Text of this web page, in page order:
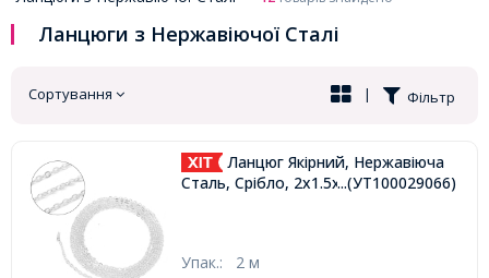
Ланцюги з Нержавіючої Сталі
Сортування Фільтр
|
Ланцюг Якірний, Нержавіюча
Сталь, Срібло, 2x1.5x0.4 мм,...(УТ100029066)
Упак.: 2 м